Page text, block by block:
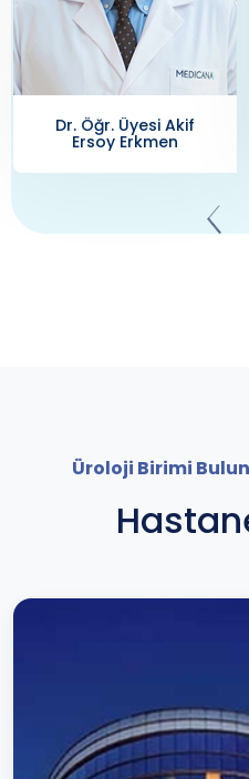
Prof. Dr. Ali Erol
Üroloji Birimi